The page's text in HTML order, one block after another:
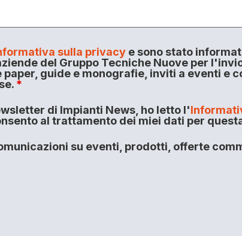
sulla privacye sono stato
del Gruppo Tecniche Nuove per
guide e monografie, inviti a eventi e
*
di Impianti News, ho letto l'
al trattamento dei miei dati per
su eventi, prodotti, offerte